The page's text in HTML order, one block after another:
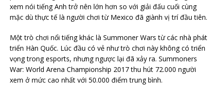
xem nói tiếng Anh trở nên lớn hơn so với giải đấu cuối cùng
mặc dù thực tế là người chơi từ Mexico đã giành vị trí đầu tiên.
Một trò chơi nổi tiếng khác là Summoner Wars từ các nhà phát
triển Hàn Quốc. Lúc đầu có vẻ như trò chơi này không có triển
vọng trong esports, nhưng ngược lại đã xảy ra. Summoners
War: World Arena Championship 2017 thu hút 72.000 người
xem ở mức cao nhất với 50.000 điểm trung bình.